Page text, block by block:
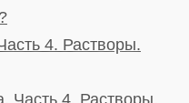
4. Растворы.
Часть 4. Растворы.